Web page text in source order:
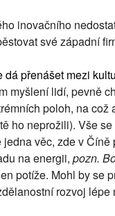
inovačního
své západní
dá přenášet mezi
myšlení lidí, pevně
poloh, na
ho neprožili). Vše
věc, zde v
na energii, pozn.
potíže. Mohl by se
rozvoj lépe